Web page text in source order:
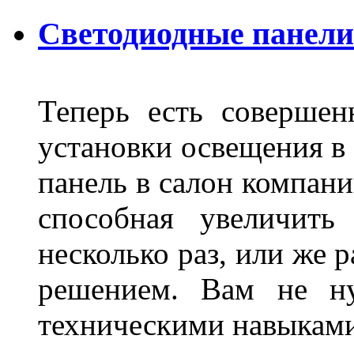
Светодиодные
Теперь есть
установки освещения
панель в салон
способная
несколько раз, или же
решением. Вам не
техническими